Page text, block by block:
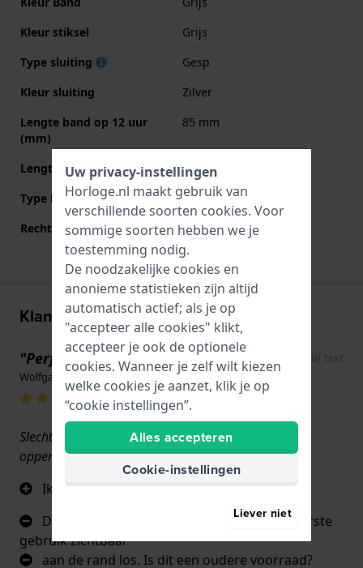
Kleur stiksel
Grijs
Type sluiting
Gesp
Kleur sluiting
Zilver
Lengte band op 12 uur
(mm)
85 mm
Lengte band op 6 uur (mm) 120 mm
Type bevestiging
Bandpennen
Rechte bandaanzet
Ja
Klantenreviews
"Perforatie in het leer" Show original text
Wolfgang Riess · 1 week geleden
Slechts 2 keer gedragen, maar toch al een
oppervlaktebeschadiging
Ik vind de uitstraling erg goed
De coating van het oppervlak is al bij het eerste
gebruik zichtbaar
aan de rand los. Is dit een oudere voorraad?
Uw privacy-instellingen
Horloge.nl maakt gebruik van
verschillende soorten cookies. Voor
sommige soorten hebben we je
toestemming nodig.
De noodzakelijke cookies en
anonieme statistieken zijn altijd
automatisch actief; als je op
"accepteer alle cookies" klikt,
accepteer je ook de optionele
cookies. Wanneer je zelf wilt kiezen
welke cookies je aanzet, klik je op
“cookie instellingen”.
Alles accepteren
Cookie-instellingen
Liever niet